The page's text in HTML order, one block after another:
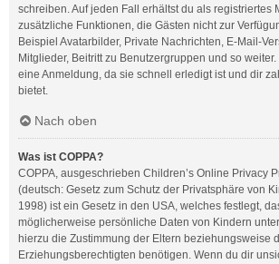
schreiben. Auf jeden Fall erhältst du als registriertes
zusätzliche Funktionen, die Gästen nicht zur
Beispiel Avatarbilder, Private Nachrichten, E-Mail-
Mitglieder, Beitritt zu Benutzergruppen und so
eine Anmeldung, da sie schnell erledigt ist und dir
bietet.
Nach oben
Was ist COPPA?
COPPA, ausgeschrieben Children’s Online Privacy
(deutsch: Gesetz zum Schutz der Privatsphäre von
1998) ist ein Gesetz in den USA, welches festlegt,
möglicherweise persönliche Daten von Kindern
hierzu die Zustimmung der Eltern beziehungsweise
Erziehungsberechtigten benötigen. Wenn du dir